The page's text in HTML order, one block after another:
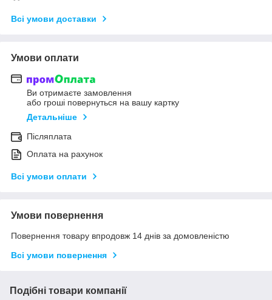
Всі умови доставки
Умови оплати
Ви отримаєте замовлення
або гроші повернуться на вашу картку
Детальніше
Післяплата
Оплата на рахунок
Всі умови оплати
Умови повернення
Повернення товару впродовж 14 днів за домовленістю
Всі умови повернення
Подібні товари компанії